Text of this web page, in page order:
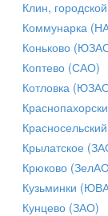
Клин,
Коммунарка
Коньково
Коптево (САО)
Котловка
Крылатское
Крюково
Кузьминки
Кунцево (ЗАО)